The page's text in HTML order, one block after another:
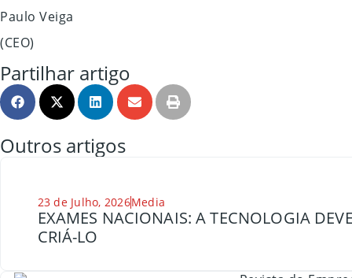
Paulo Veiga
(CEO)
Partilhar artigo
Outros artigos
23 de Julho, 2026Media
EXAMES NACIONAIS: A TECNOLOGIA
CRIÁ-LO